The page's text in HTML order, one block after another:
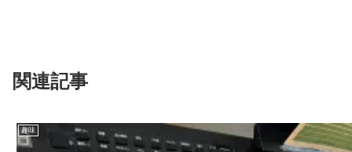
関連記事
趣味